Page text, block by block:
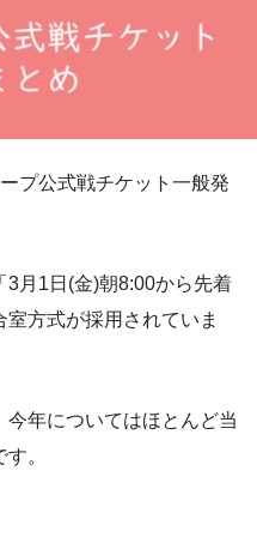
プ公式戦チケット一般発
月1日(金)朝8:00から先着
方式が採用されていま
年についてはほとんど当
。